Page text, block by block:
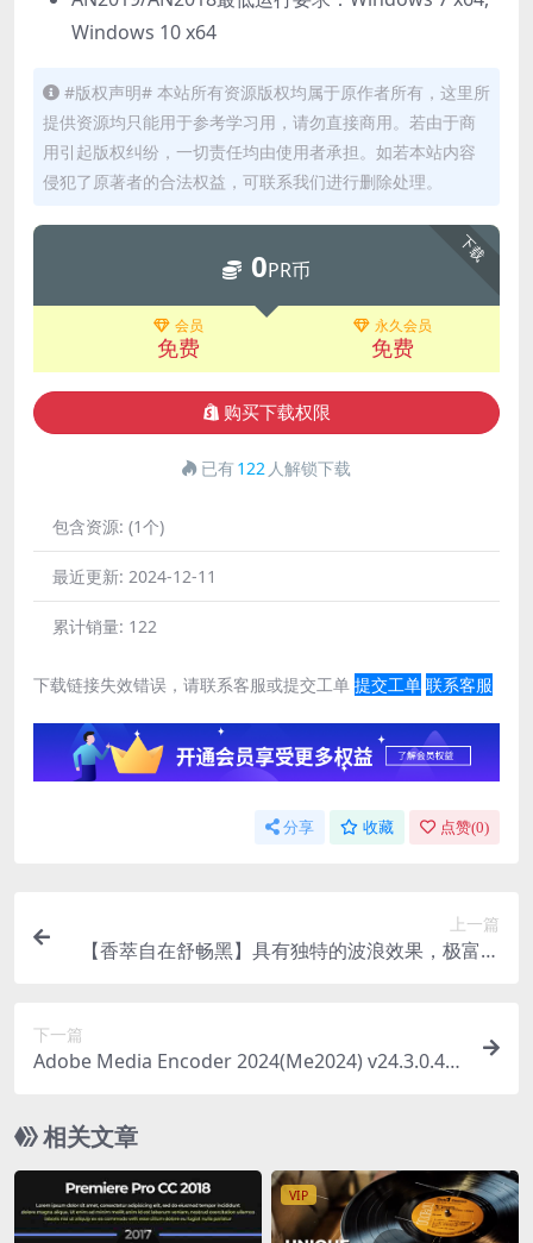
Windows 10 x64
#版权声明# 本站所有资源版权均属于原作者所有，这里所
提供资源均只能用于参考学习用，请勿直接商用。若由于商
用引起版权纠纷，一切责任均由使用者承担。如若本站内容
侵犯了原著者的合法权益，可联系我们进行删除处理。
下载
0PR币
会员
免费
永久会员
免费
购买下载权限
已有122 人解锁下载
包含资源: (1个)
最近更新: 2024-12-11
累计销量: 122
下载链接失效错误，请联系客服或提交工单 提交工单 联系客服
分享 收藏 点赞(0)
上一篇
【香萃自在舒畅黑】具有独特的波浪效果，极富趣
下一篇
Adobe Media Encoder 2024(Me2024) v24.3.0.49
相关文章
VIP